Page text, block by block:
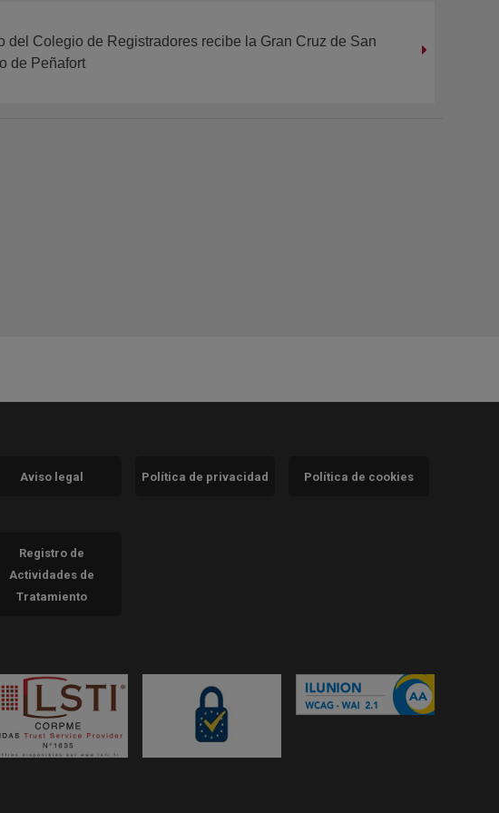
del Colegio de Registradores recibe la Gran Cruz de San
de Peñafort
nueva)
nueva)nueva)
Aviso legal Política de privacidad Política de cookies
Registro de
Actividades de
Tratamiento